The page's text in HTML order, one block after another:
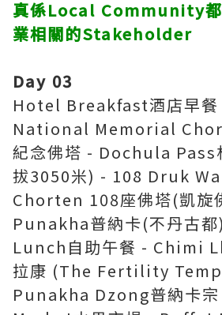
真係Local Community都
業相關的Stakeholder
Day 03
Hotel Breakfast酒店早
National Memorial
紀念佛塔 - Dochula Pass
拔3050米) - 108 Druk
Chorten 108座佛塔(凱旋
Punakha普納卡(不丹古
Lunch自助午餐 - Chimi
拉康 (The Fertility
Punakha Dzong普納卡